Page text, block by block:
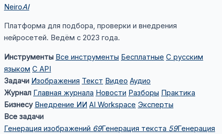
NeiroAI
Платформа для подбора, проверки и внедрения
нейросетей. Ведём с 2023 года.
Инструменты Все инструменты Бесплатные С русским
языком С API
Задачи Изображения Текст Видео Аудио
Журнал Главная журнала Новости Разборы Практика
Бизнесу Внедрение ИИ AI Workspace Эксперты
Все задачи
Генерация изображений 69Генерация текста 59Генерация